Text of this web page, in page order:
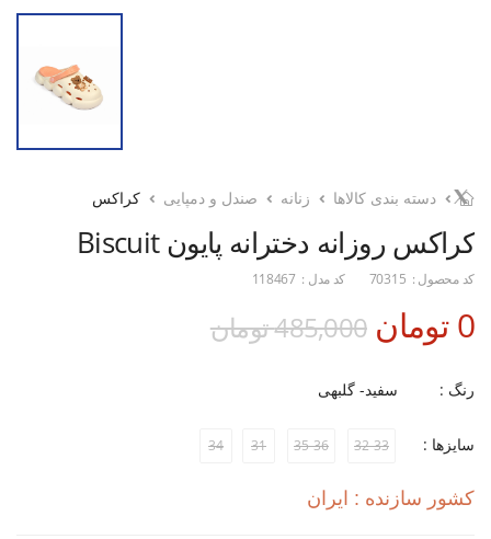
دسته بندی کالاها زنانه صندل و دمپایی کراکس
کراکس روزانه دخترانه پایون Biscuit
کد محصول : 70315 کد مدل : 118467
0 تومان 485,000 تومان
رنگ : سفید- گلبهی
سایزها : 32-33
35-36
31
34
کشور سازنده : ایران